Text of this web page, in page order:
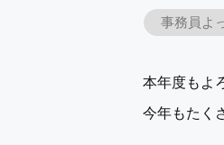
事務員よ
本年度もよ
今年もたく